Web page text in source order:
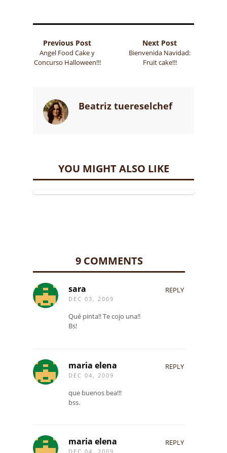
Previous Post
Angel Food Cake y
Concurso Halloween!!!
Next Post
Bienvenida Navidad:
Fruit cake!!!
Beatriz tuereselchef
YOU MIGHT ALSO LIKE
9 COMMENTS
sara
DEC 03, 2009
REPLY
Qué pinta!! Te cojo una!!
Bs!
maria elena
DEC 04, 2009
REPLY
que buenos bea!!!
bss.
maria elena
DEC 04, 2009
REPLY